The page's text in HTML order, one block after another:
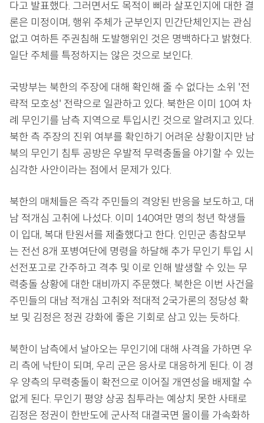
다고 발표했다. 그러면서도 목적이 삐라 살포인지에 대한 결
론은 미정이며, 행위 주체가 군부인지 민간단체인지는 관심
없고 여하튼 주권침해 도발행위인 것은 명백하다고 밝혔다.
일단 주체를 특정하지는 않은 것으로 보인다.
국방부는 북한의 주장에 대해 확인해 줄 수 없다는 소위 '전
략적 모호성' 전략으로 일관하고 있다. 북한은 이미 10여 차
례 무인기를 남측 지역으로 투입시킨 것으로 알려지고 있다.
북한 측 주장의 진위 여부를 확인하기 어려운 상황이지만 남
북의 무인기 침투 공방은 우발적 무력충돌을 야기할 수 있는
심각한 사안이라는 점에서 문제가 있다.
북한의 매체들은 즉각 주민들의 격앙된 반응을 보도하고, 대
남 적개심 고취에 나섰다. 이미 140여만 명의 청년 학생들
이 입대, 복대 탄원서를 제출했다고 한다. 인민군 총참모부
는 전선 8개 포병여단에 명령을 하달해 추가 무인기 투입 시
선전포고로 간주하고 격추 및 이로 인해 발생할 수 있는 무
력충돌 상황에 대한 대비까지 주문했다. 북한은 이번 사건을
주민들의 대남 적개심 고취와 적대적 2국가론의 정당성 확
보 및 김정은 정권 강화에 좋은 기회로 삼고 있는 듯하다.
북한이 남측에서 날아오는 무인기에 대해 사격을 가하면 우
리 측에 낙탄이 되며, 우리 군은 응사로 대응하게 된다. 이 경
우 양측의 무력충돌이 확전으로 이어질 개연성을 배제할 수
없게 된다. 무인기 평양 상공 침투라는 예상치 못한 사태로
김정은 정권이 한반도에 군사적 대결국면 몰이를 가속화하